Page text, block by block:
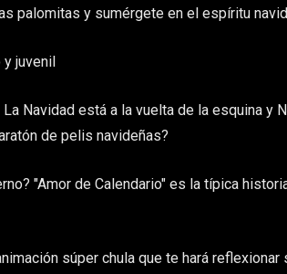
palomitas y sumérgete en el espíritu
y juvenil
Navidad está a la vuelta de la esquina
de pelis navideñas?
"Amor de Calendario" es la típica
súper chula que te hará